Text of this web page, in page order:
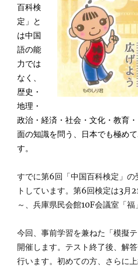
百科検
定」と
は中国
語の能
力では
なく、
歴史・
地理・
政治・経済・社会・文化・教育
面の知識を問う、日本でも極め
す。
すでに第6回「中国百科検定」の
トしています。第6回検定は3月
～、兵庫県民会館10F会議室「福
今回、事前学習を兼ねた「模擬
開催します。テスト終了後、解
行います。初めての方、さらに